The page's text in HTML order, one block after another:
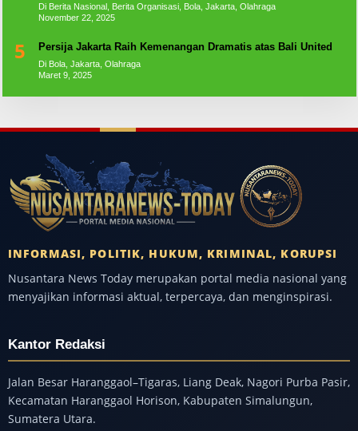
Di Berita Nasional, Berita Organisasi, Bola, Jakarta, Olahraga
November 22, 2025
5 Persija Jakarta Raih Kemenangan Dramatis atas Bali United
Di Bola, Jakarta, Olahraga
Maret 9, 2025
INFORMASI, POLITIK, HUKUM, KRIMINAL, KORUPSI
Nusantara News Today merupakan portal media nasional yang
menyajikan informasi aktual, terpercaya, dan menginspirasi.
Kantor Redaksi
Jalan Besar Haranggaol–Tigaras, Liang Deak, Nagori Purba Pasir,
Kecamatan Haranggaol Horison, Kabupaten Simalungun,
Sumatera Utara.